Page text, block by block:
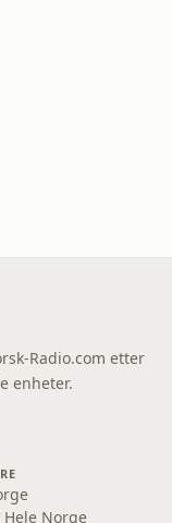
Radio.com etter
enheter.
Hele Norge